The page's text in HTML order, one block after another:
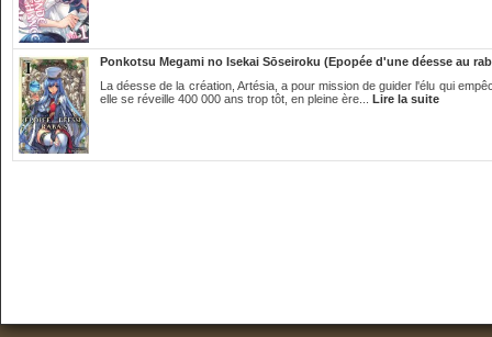
Ponkotsu Megami no Isekai Sōseiroku (Epopée d'une déesse au
La déesse de la création, Artésia, a pour mission de guider l'élu qui
elle se réveille 400 000 ans trop tôt, en pleine ère... Lire la suite